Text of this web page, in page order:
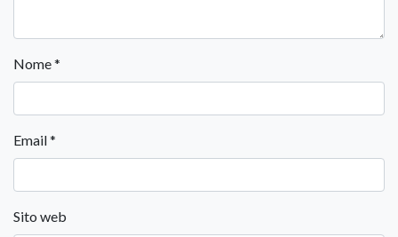
Nome*
Email*
Sito web